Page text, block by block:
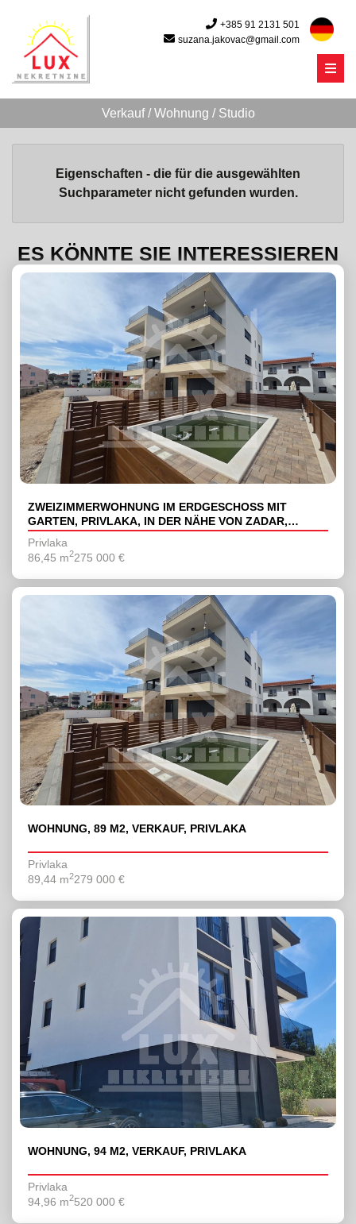
+385 91 2131 501
suzana.jakovac@gmail.com
Menu
Verkauf / Wohnung / Studio
Eigenschaften - die für die ausgewählten
Suchparameter nicht gefunden wurden.
ES KÖNNTE SIE INTERESSIEREN
ZWEIZIMMERWOHNUNG IM ERDGESCHOSS MIT
GARTEN, PRIVLAKA, IN DER NÄHE VON ZADAR,
NEUBAU
Privlaka
86,45 m2275 000 €
WOHNUNG, 89 M2, VERKAUF, PRIVLAKA
Privlaka
89,44 m2279 000 €
WOHNUNG, 94 M2, VERKAUF, PRIVLAKA
Privlaka
94,96 m2520 000 €